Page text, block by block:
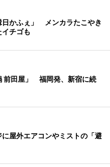
日かふぇ」 メンカラたこやき
チゴも
前田屋」 福岡発、新宿に続
屋外エアコンやミストの「避